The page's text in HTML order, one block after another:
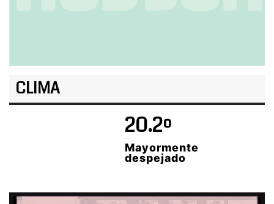
CLIMA
20.2º
Mayormente
despejado